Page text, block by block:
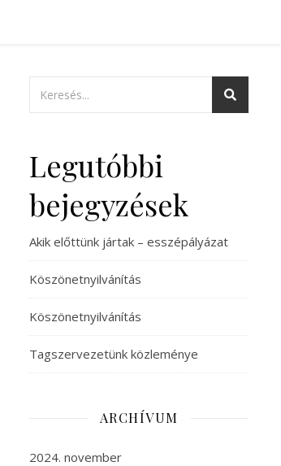
Legutóbbi
bejegyzések
Akik előttünk jártak – esszépályázat
Köszönetnyilvánítás
Köszönetnyilvánítás
Tagszervezetünk közleménye
ARCHÍVUM
2024. november